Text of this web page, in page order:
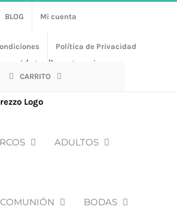
photocalls_y_atrezzo/
BLOG Mi cuenta
Política de Privacidad
CARRITO
ADULTOS
COMUNIÓN BODAS